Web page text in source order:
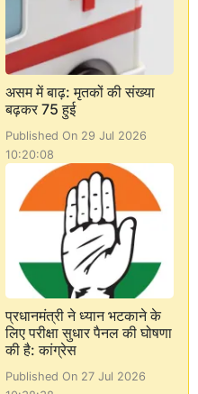
असम में बाढ़: मृतकों की संख्या
बढ़कर 75 हुई
Published On 29 Jul 2026
10:20:08
प्रधानमंत्री ने ध्यान भटकाने के
लिए परीक्षा सुधार पैनल की घोषणा
की है: कांग्रेस
Published On 27 Jul 2026